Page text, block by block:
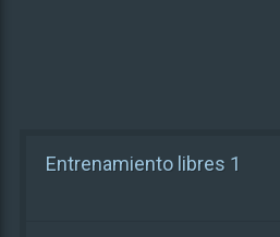
Entrenamiento libres 1